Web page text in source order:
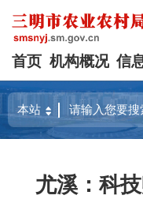
首页 机构概况 信
尤溪：科